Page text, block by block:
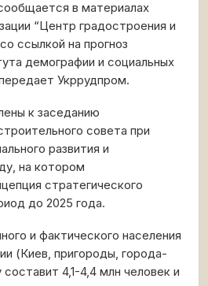
в материалах
“Центр градостроения и
ссылкой на прогноз
демографии и социальных
Укррудпром.
к заседанию
совета при
развития и
на котором
стратегического
до 2025 года.
и фактического населения
(Киев, пригороды, города-
4,1-4,4 млн человек и